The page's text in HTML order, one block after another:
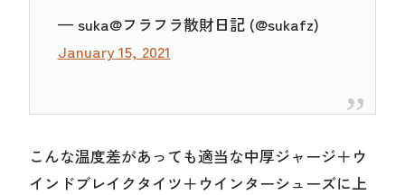
— suka@フラフラ散財日記 (@sukafz)
January 15, 2021
こんな温度差があっても適当な中厚ジャージ＋ウ
インドブレイクタイツ＋ウインターシューズに上